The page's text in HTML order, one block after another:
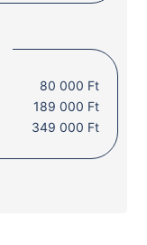
80 000 Ft
189 000 Ft
349 000 Ft